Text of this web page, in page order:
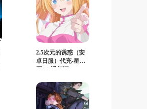
2.5次元的诱惑（安
卓日服）代充-星宝
石DX通行证